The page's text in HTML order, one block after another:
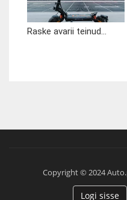
Raske avarii teinud...
Copyright © 2024
Logi sisse